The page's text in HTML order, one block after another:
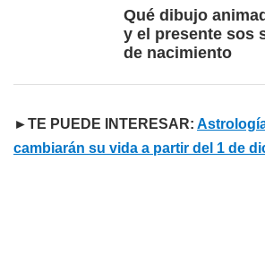
Qué dibujo
y el presente sos
de nacimiento
►TE PUEDE INTERESAR:
cambiarán su vida a partir del 1 de